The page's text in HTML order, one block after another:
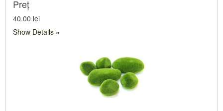
Preț
40.00 lei
Show Details